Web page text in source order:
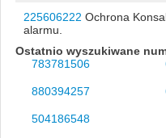
225606222 Ochrona
alarmu.
Ostatnio wyszukiwane
783781506
880394257
504186548